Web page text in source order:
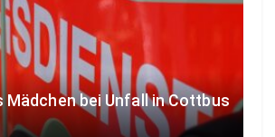
Mädchen bei Unfall in Cottbus